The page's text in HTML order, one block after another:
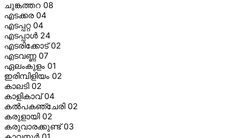
ചുങ്കത്തറ 08
എടക്കര 04
എടപ്പറ്റ 04
എടപ്പാള് 24
എടരിക്കോട് 02
എടവണ്ണ 07
ഏലംകുളം 01
ഇരിമ്പിളിയം 02
കാലടി 02
കാളികാവ് 04
കല്പകഞ്ചേരി 02
കരുളായി 02
കരുവാരക്കുണ്ട് 03